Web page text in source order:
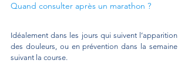
Quand consulter après un marathon ?
Idéalement dans les jours qui suivent l’apparition
des douleurs, ou en prévention dans la semaine
suivant la course.